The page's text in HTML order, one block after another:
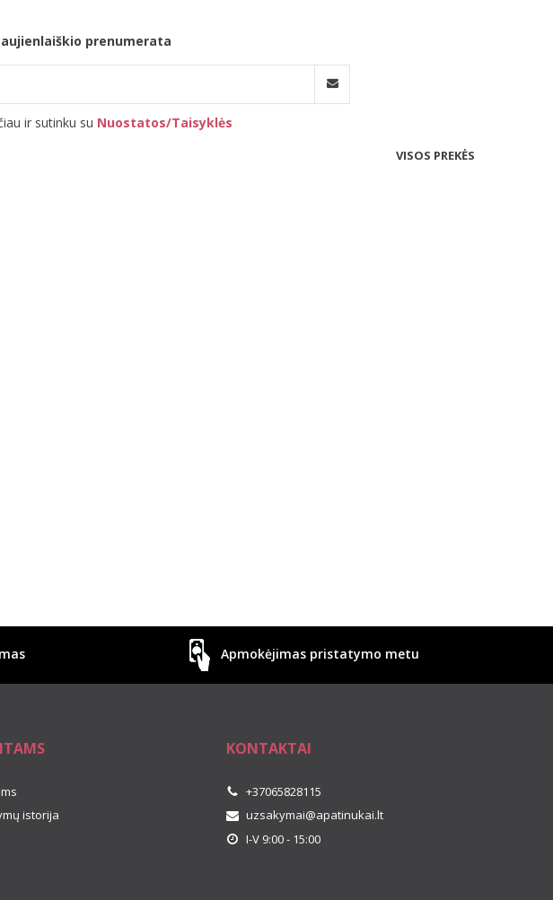
prenumerata
ir sutinku su Nuostatos/Taisyklės
VISOS PREKĖS
Apmokėjimas pristatymo metu
istorija
KONTAKTAI
+37065828115
uzsakymai@apatinukai.lt
I-V 9:00 - 15:00